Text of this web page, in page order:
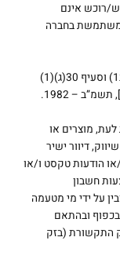
רוכש אינם
משתמשת בחברה
6.12 אישור תקנון זה מהווה הסכמה לסעיף 30(ב1) וסעיף 30(ג)(1)
– 1982.
מוצרים או
דיוור ישיר
הודעות טקסט ו/או
חשבון
על ידי מי מטעמה
בכפוף ובהתאם
הגנת הפרטיות התשמ״א-1981, חוק התקשורת (בזק